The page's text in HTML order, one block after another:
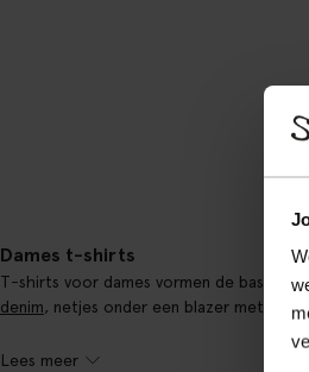
Dames t-shirts
T-shirts voor dames vormen de basis
denim, netjes onder een blazer met een
Lees meer